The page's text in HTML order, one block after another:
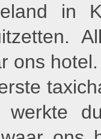
in
ons hotel.